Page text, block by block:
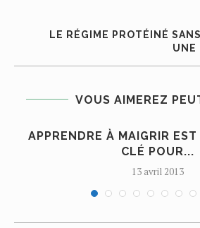
LE RÉGIME PROTÉINÉ
UNE
VOUS AIMEREZ
APPRENDRE À MAIGRIR
CLÉ POUR...
13 avril 2013